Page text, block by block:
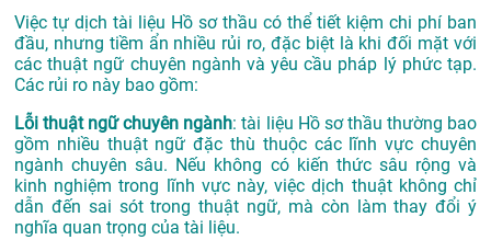
Việc tự dịch tài liệu Hồ sơ thầu có thể tiết kiệm chi phí ban
đầu, nhưng tiềm ẩn nhiều rủi ro, đặc biệt là khi đối mặt với
các thuật ngữ chuyên ngành và yêu cầu pháp lý phức tạp.
Các rủi ro này bao gồm:
Lỗi thuật ngữ chuyên ngành: tài liệu Hồ sơ thầu thường bao
gồm nhiều thuật ngữ đặc thù thuộc các lĩnh vực chuyên
ngành chuyên sâu. Nếu không có kiến thức sâu rộng và
kinh nghiệm trong lĩnh vực này, việc dịch thuật không chỉ
dẫn đến sai sót trong thuật ngữ, mà còn làm thay đổi ý
nghĩa quan trọng của tài liệu.